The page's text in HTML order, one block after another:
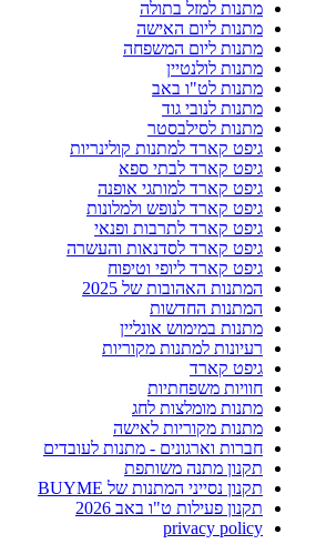
מתנות למזל בתולה
מתנות ליום האישה
מתנות ליום המשפחה
מתנות לולנטיין
מתנות לט"ו באב
מתנות לנובי גוד
מתנות לסילבסטר
גיפט קארד למתנות קולינריות
גיפט קארד לבתי ספא
גיפט קארד למותגי אופנה
גיפט קארד לנופש ולמלונות
גיפט קארד לתרבות ופנאי
גיפט קארד לסדנאות והעשרה
גיפט קארד ליופי וטיפוח
המתנות האהובות של 2025
המתנות החדשות
מתנות במימוש אונליין
רעיונות למתנות מקוריות
גיפט קארד
חוויות משפחתיות
מתנות מומלצות לחג
מתנות מקוריות לאישה
חברות וארגונים - מתנות לעובדים
תקנון מתנה משותפת
תקנון נסייני המתנות של BUYME
תקנון פעילות ט"ו באב 2026
privacy policy